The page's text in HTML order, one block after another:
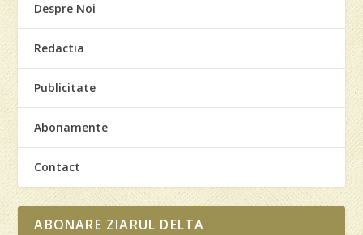
Despre Noi
Redactia
Publicitate
Abonamente
Contact
ABONARE ZIARUL DELTA